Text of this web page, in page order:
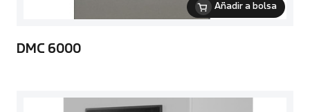
Añadir a bolsa
DMC 6000